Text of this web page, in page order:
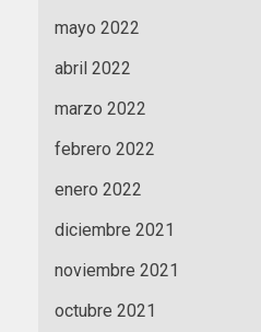
mayo 2022
abril 2022
marzo 2022
febrero 2022
enero 2022
diciembre 2021
noviembre 2021
octubre 2021